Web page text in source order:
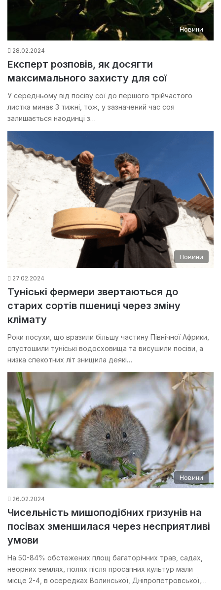
Новини
28.02.2024
Експерт розповів, як досягти
максимального захисту для сої
У середньому від посіву сої до першого трійчастого
листка минає 3 тижні, тож, у зазначений час соя
залишається наодинці з…
Новини
27.02.2024
Туніські фермери звертаються до
старих сортів пшениці через зміну
клімату
Роки посухи, що вразили більшу частину Північної Африки,
спустошили туніські водосховища та висушили посіви, а
низка спекотних літ знищила деякі…
Новини
26.02.2024
Чисельність мишоподібних гризунів на
посівах зменшилася через несприятливі
умови
На 50-84% обстежених площ багаторічних трав, садах,
неорних землях, полях після просапних культур мали
місце 2-4, в осередках Волинської, Дніпропетровської,…